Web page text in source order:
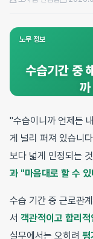
노무 정보
수습기간 중
"수습이니까 언제든
게 널리 퍼져 있습니
보다 넓게 인정되는
과 "마음대로 할 수
수습 기간 중 근로관
서 객관적이고 합리적
실무에서는 오히려 평